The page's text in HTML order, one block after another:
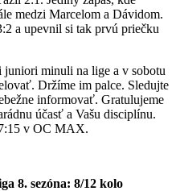
medzi Marcelom a Dávidom.
a upevnil si tak prvú priečku
juniori minuli na lige a v sobotu
Držíme im palce. Sledujte
informovať. Gratulujeme
účasť a Vašu disciplínu.
v OC MAX.
8. sezóna: 8/12 kolo